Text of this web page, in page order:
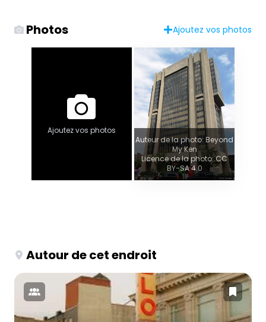
Photos Ajoutez vos photos
Ajoutez vos photos
Auteur de la photo: Beyond
My Ken
Licence de la photo: CC
BY-SA 4.0
Autour de cet endroit